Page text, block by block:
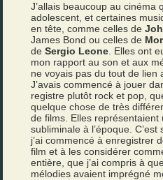
J’allais beaucoup au cinéma
adolescent, et certaines
en tête, comme celles de
James Bond ou celles de
deSergio Leone . Elles ont
mon rapport au son et aux
ne voyais pas du tout de lien
J’avais commencé à jouer
registre plutôt rock et pop,
quelque chose de très
de films. Elles
subliminale à l’époque.
j’ai commencé à enregistrer
film et à les considérer
entière, que j’ai compris à
mélodies avaient imprégné